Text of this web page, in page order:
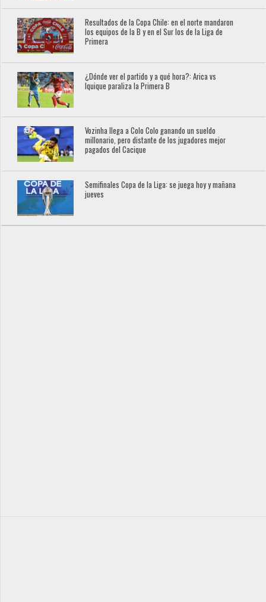
Resultados de la Copa Chile: en el norte mandaron
los equipos de la B y en el Sur los de la Liga de
Primera
¿Dónde ver el partido y a qué hora?: Arica vs
Iquique paraliza la Primera B
Vozinha llega a Colo Colo ganando un sueldo
millonario, pero distante de los jugadores mejor
pagados del Cacique
Semifinales Copa de la Liga: se juega hoy y mañana
jueves